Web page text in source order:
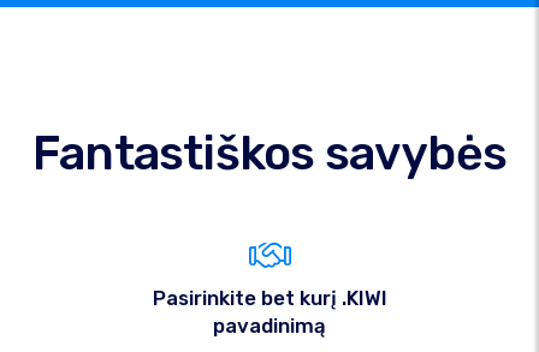
Fantastiškos savybės
Pasirinkite bet kurį .KIWI
pavadinimą